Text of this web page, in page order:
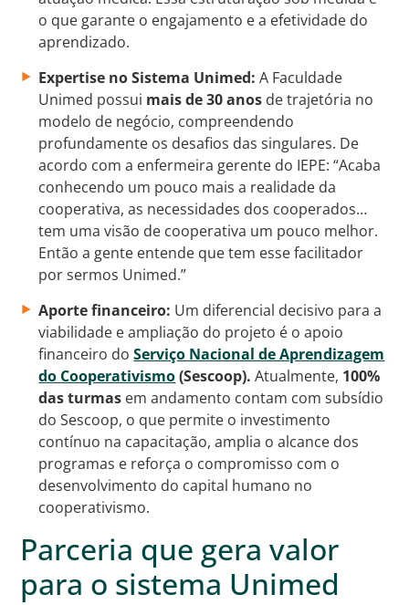
o que garante o engajamento e a efetividade do
aprendizado.
Expertise no Sistema Unimed: A Faculdade
Unimed possui mais de 30 anos de trajetória no
modelo de negócio, compreendendo
profundamente os desafios das singulares. De
acordo com a enfermeira gerente do IEPE: “Acaba
conhecendo um pouco mais a realidade da
cooperativa, as necessidades dos cooperados…
tem uma visão de cooperativa um pouco melhor.
Então a gente entende que tem esse facilitador
por sermos Unimed.”
Aporte financeiro: Um diferencial decisivo para a
viabilidade e ampliação do projeto é o apoio
financeiro doServiço Nacional de Aprendizagem
do Cooperativismo(Sescoop).Atualmente, 100%
das turmas em andamento contam com subsídio
do Sescoop, o que permite o investimento
contínuo na capacitação, amplia o alcance dos
programas e reforça o compromisso com o
desenvolvimento do capital humano no
cooperativismo.
Parceria que gera valor
para o sistema Unimed